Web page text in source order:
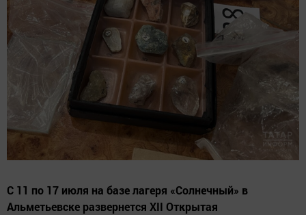
С 11 по 17 июля на базе лагеря «Солнечный» в
Альметьевске развернется XII Открытая